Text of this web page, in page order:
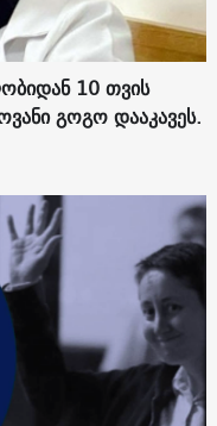
10 თვის
გოგო დააკავეს.